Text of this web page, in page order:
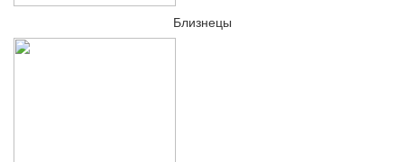
Близнецы